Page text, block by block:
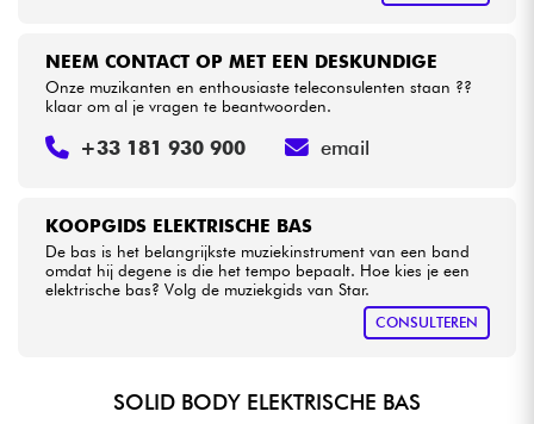
KOOPGIDS ELEKTRISCHE BAS
De bas is het belangrijkste muziekinstrument van een band
omdat hij degene is die het tempo bepaalt. Hoe kies je een
elektrische bas? Volg de muziekgids van Star.
CONSULTEREN
NEEM CONTACT OP MET EEN DESKUNDIGE
Onze muzikanten en enthousiaste teleconsulenten staan ??
klaar om al je vragen te beantwoorden.
+33 181 930 900 email
SOLID BODY ELEKTRISCHE BAS